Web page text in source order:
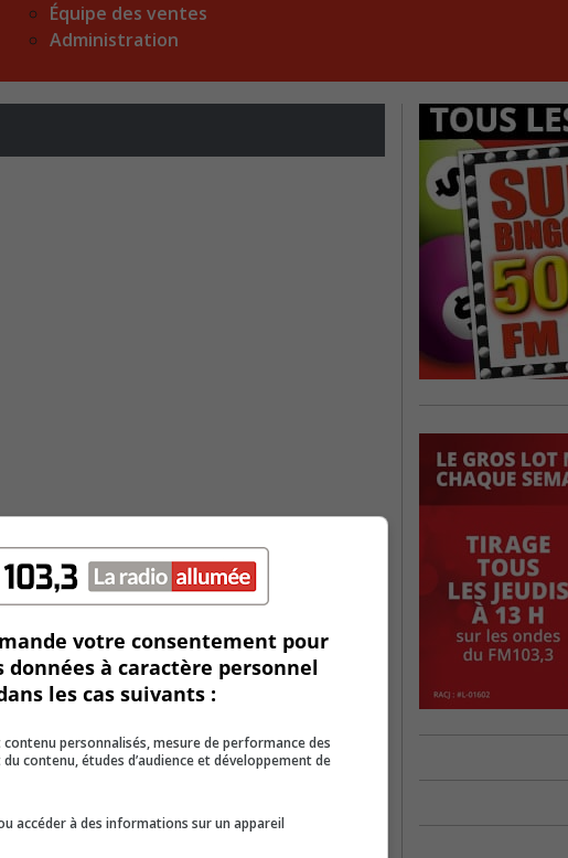
Équipe des ventes
Administration
votre consentement pour
à caractère personnel
les cas suivants :
contenu personnalisés, mesure de performance des
contenu, études d’audience et développement de
accéder à des informations sur un appareil